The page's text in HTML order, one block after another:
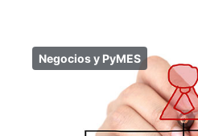
Negocios y PyMES